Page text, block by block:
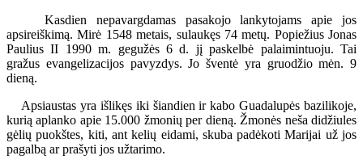
Kasdien nepavargdamas pasakojo lankytojams apie jos
apsireiškimą. Mirė 1548 metais, sulaukęs 74 metų. Popiežius Jonas
Paulius II 1990 m. gegužės 6 d. jį paskelbė palaimintuoju. Tai
gražus evangelizacijos pavyzdys. Jo šventė yra gruodžio mėn. 9
dieną.
Apsiaustas yra išlikęs iki šiandien ir kabo Guadalupės bazilikoje,
kurią aplanko apie 15.000 žmonių per dieną. Žmonės neša didžiules
gėlių puokštes, kiti, ant kelių eidami, skuba padėkoti Marijai už jos
pagalbą ar prašyti jos užtarimo.